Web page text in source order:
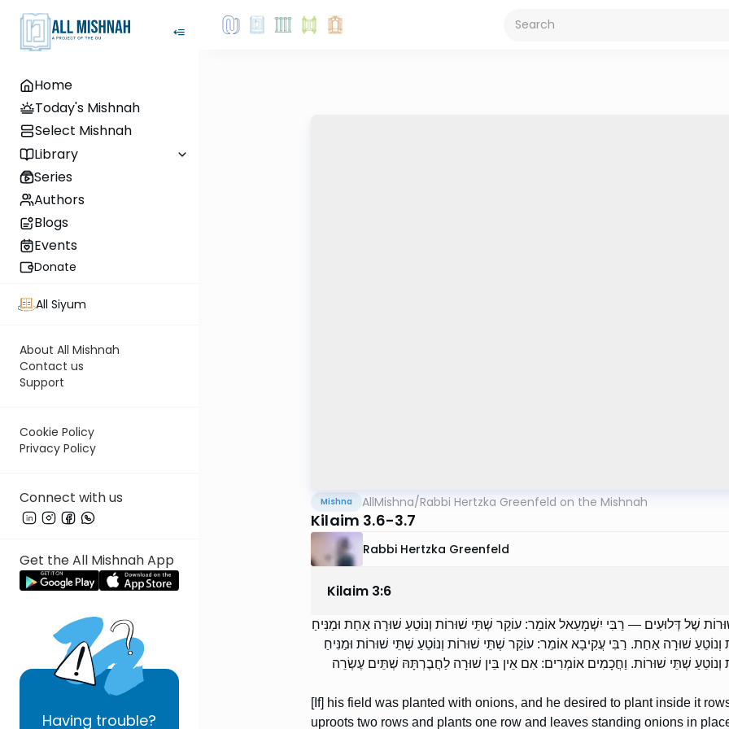
Home
Today's Mishnah
Select Mishnah
Library
Series
Authors
Blogs
Events
Donate
All Siyum
About All Mishnah
Contact us
Support
Cookie Policy
Privacy Policy
Connect with us
Get the All Mishnah App
Having trouble?
Mishna AllMishna/Rabbi Hertzka Greenfeld on the Mishnah
Kilaim 3.6-3.7
Rabbi Hertzka Greenfeld
Kilaim 3:6
שֶׁל דְּלוּעִים — רַבִּי יִשְׁמָעֵאל אוֹמֵר: עוֹקֵר שְׁתֵּי שׁוּרוֹת וְנוֹטֵעַ שׁוּרָה אַחַת וּמַנִּיחַ
שׁוּרָה אַחַת. רַבִּי עֲקִיבָא אוֹמֵר: עוֹקֵר שְׁתֵּי שׁוּרוֹת וְנוֹטֵעַ שְׁתֵּי שׁוּרוֹת וּמַנִּיחַ
שְׁתֵּי שׁוּרוֹת. וַחֲכָמִים אוֹמְרִים: אִם אֵין בֵּין שׁוּרָה לַחֲבֶרְתָּהּ שְׁתֵּים עֶשְׂרֵה
[If] his field was planted with onions, and he desired to plant inside it
uproots two rows and plants one row and leaves standing onions in